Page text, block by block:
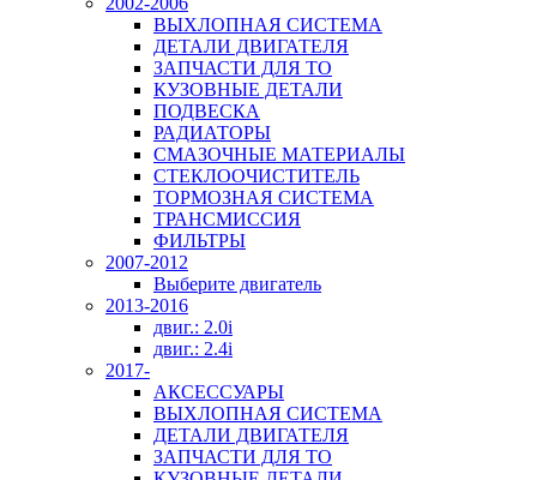
ВЫХЛОПНАЯ СИСТЕМА
ДЕТАЛИ ДВИГАТЕЛЯ
ЗАПЧАСТИ ДЛЯ ТО
КУЗОВНЫЕ ДЕТАЛИ
ПОДВЕСКА
РАДИАТОРЫ
СМАЗОЧНЫЕ МАТЕРИАЛЫ
СТЕКЛООЧИСТИТЕЛЬ
ТОРМОЗНАЯ СИСТЕМА
ТРАНСМИССИЯ
ФИЛЬТРЫ
2007-2012
Выберите двигатель
2013-2016
двиг.: 2.0i
двиг.: 2.4i
2017-
АКСЕССУАРЫ
ВЫХЛОПНАЯ СИСТЕМА
ДЕТАЛИ ДВИГАТЕЛЯ
ЗАПЧАСТИ ДЛЯ ТО